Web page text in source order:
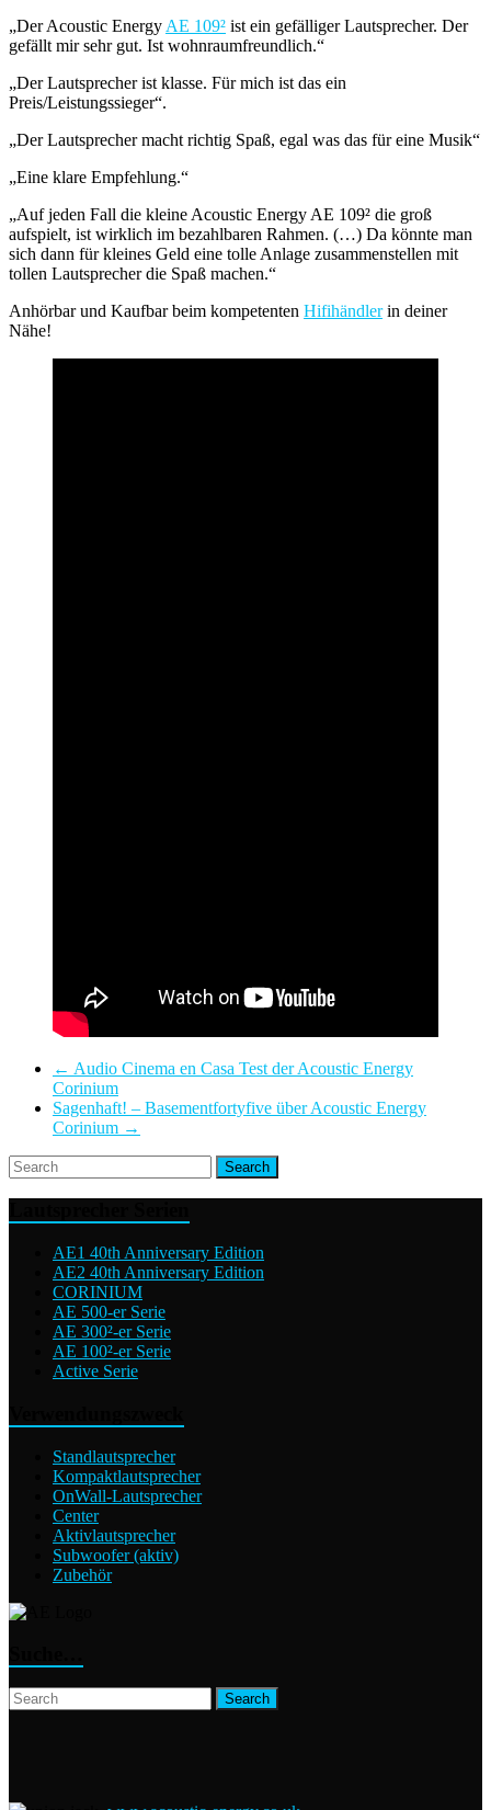
„Der Acoustic Energy AE 109² ist ein gefälliger Lautsprecher. Der
gefällt mir sehr gut. Ist wohnraumfreundlich.“
„Der Lautsprecher ist klasse. Für mich ist das ein
Preis/Leistungssieger“.
„Der Lautsprecher macht richtig Spaß, egal was das für eine Musik“
„Eine klare Empfehlung.“
„Auf jeden Fall die kleine Acoustic Energy AE 109² die groß
aufspielt, ist wirklich im bezahlbaren Rahmen. (…) Da könnte man
sich dann für kleines Geld eine tolle Anlage zusammenstellen mit
tollen Lautsprecher die Spaß machen.“
Anhörbar und Kaufbar beim kompetenten Hifihändlerin deiner
Nähe!
← Audio Cinema en Casa Test der Acoustic Energy
Corinium
Sagenhaft! – Basementfortyfive über Acoustic Energy
Corinium →
AE1 40th Anniversary Edition
AE2 40th Anniversary Edition
CORINIUM
AE 500-er Serie
AE 300²-er Serie
AE 100²-er Serie
Active Serie
Standlautsprecher
Kompaktlautsprecher
OnWall-Lautsprecher
Center
Aktivlautsprecher
Subwoofer (aktiv)
Zubehör